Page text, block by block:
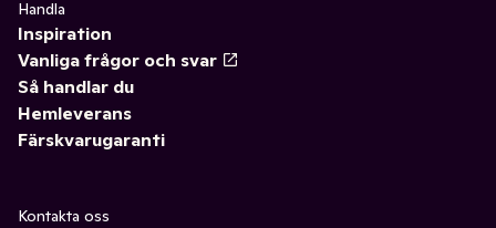
Handla
Inspiration
Vanliga frågor och svar
Så handlar du
Hemleverans
Färskvarugaranti
Kontakta oss